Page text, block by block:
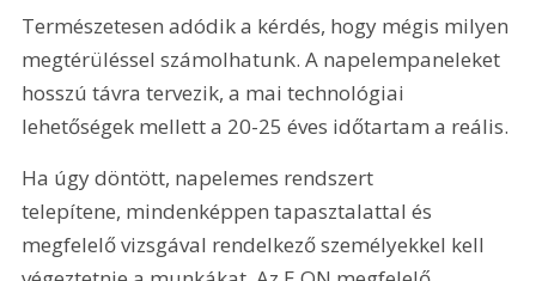
Természetesen adódik a kérdés, hogy mégis milyen
megtérüléssel számolhatunk. A napelempaneleket
hosszú távra tervezik, a mai technológiai
lehetőségek mellett a 20-25 éves időtartam a reális.
Ha úgy döntött, napelemes rendszert
telepítene, mindenképpen tapasztalattal és
megfelelő vizsgával rendelkező személyekkel kell